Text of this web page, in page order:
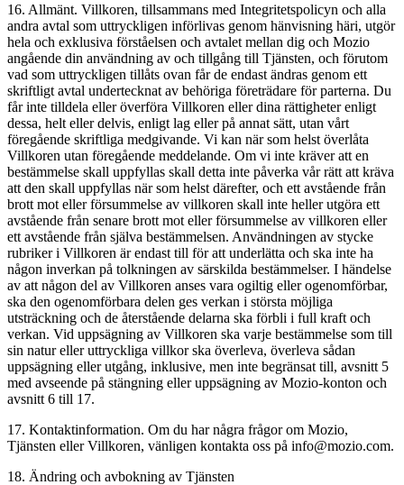
16. Allmänt. Villkoren, tillsammans med Integritetspolicyn och alla
andra avtal som uttryckligen införlivas genom hänvisning häri, utgör
hela och exklusiva förståelsen och avtalet mellan dig och Mozio
angående din användning av och tillgång till Tjänsten, och förutom
vad som uttryckligen tillåts ovan får de endast ändras genom ett
skriftligt avtal undertecknat av behöriga företrädare för parterna. Du
får inte tilldela eller överföra Villkoren eller dina rättigheter enligt
dessa, helt eller delvis, enligt lag eller på annat sätt, utan vårt
föregående skriftliga medgivande. Vi kan när som helst överlåta
Villkoren utan föregående meddelande. Om vi inte kräver att en
bestämmelse skall uppfyllas skall detta inte påverka vår rätt att kräva
att den skall uppfyllas när som helst därefter, och ett avstående från
brott mot eller försummelse av villkoren skall inte heller utgöra ett
avstående från senare brott mot eller försummelse av villkoren eller
ett avstående från själva bestämmelsen. Användningen av stycke
rubriker i Villkoren är endast till för att underlätta och ska inte ha
någon inverkan på tolkningen av särskilda bestämmelser. I händelse
av att någon del av Villkoren anses vara ogiltig eller ogenomförbar,
ska den ogenomförbara delen ges verkan i största möjliga
utsträckning och de återstående delarna ska förbli i full kraft och
verkan. Vid uppsägning av Villkoren ska varje bestämmelse som till
sin natur eller uttryckliga villkor ska överleva, överleva sådan
uppsägning eller utgång, inklusive, men inte begränsat till, avsnitt 5
med avseende på stängning eller uppsägning av Mozio-konton och
avsnitt 6 till 17.
17. Kontaktinformation. Om du har några frågor om Mozio,
Tjänsten eller Villkoren, vänligen kontakta oss på info@mozio.com.
18. Ändring och avbokning av Tjänsten